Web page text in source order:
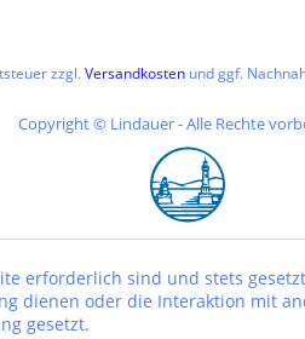
zzgl.Versandkostenund ggf.
Copyright © Lindauer - Alle Rechte
erforderlich sind und stets
dienen oder die Interaktion mit
gesetzt.